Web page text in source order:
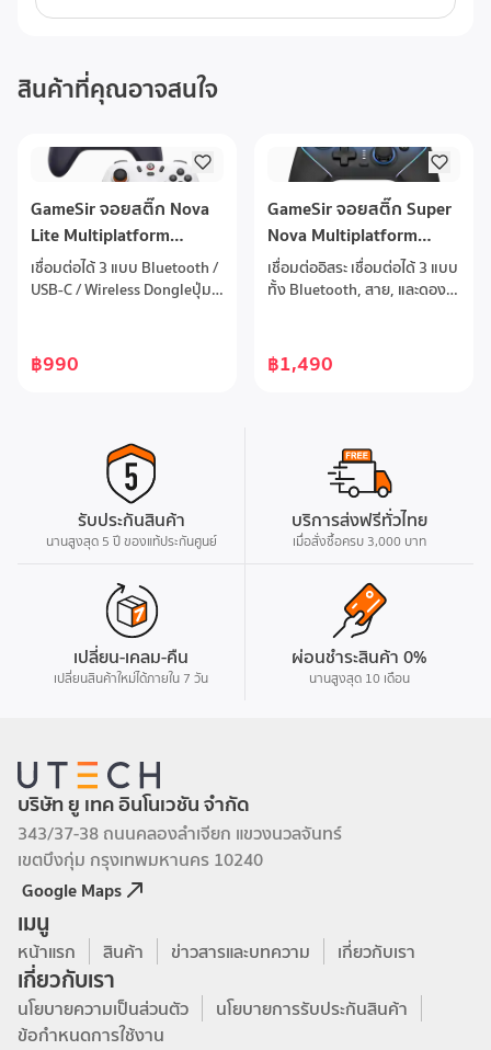
สินค้าที่คุณอาจสนใจ
GameSir จอยสติ๊ก Nova
Lite Multiplatform
Controller
เชื่อมต่อได้ 3 แบบ Bluetooth /
USB-C / Wireless Dongleปุ่ม
อายุการใช้งานยาวนานAnalog
Triggers ให้ความแม่นยำสูง
ฟังก์ชั่นเพื่อการควบคุมที่
สะดวกแบตเตอรี่ขนาด 600
mAhรองรับการใช้งาน PC,
Steam, Switch, iOS และ
Android devices
฿990
GameSir จอยสติ๊ก Super
Nova Multiplatform
Game Controller
Nightfall Blue
เชื่อมต่ออิสระ เชื่อมต่อได้ 3 แบบ
ทั้ง Bluetooth, สาย, และดอง
Hall Effect GameSir™ แม่นยำ
ทนทาน ไร้ดริฟต์ทริกเกอร์ Hall
รวดเร็ว ปรับระยะดึงได้ตอบ
สนองทันใจด้วยอัตราตอบ
สนอง 1000Hzปรับแต่งได้เต็มที่
ตามสไตล์แท่นชาร์จอัจฉริยะ
แบตเตอรี่ 1000mAh แท่นชาร์จ
แบบอัตโนมัติ เพียงวางจอยก็
ปรับแต่งได้ละเอียดผ่าน
ซอฟต์แวร์ ใช้แอป GameSir และ
GameSir Connect อัปเกรด
เฟิร์มแวร์ ปรับแต่งจอยสติ๊ก
ทริกเกอร์ การสั่น ทดสอบปุ่ม
฿1,490
รับประกันสินค้า
นานสูงสุด 5 ปี ของแท้ประกันศูนย์
บริการส่งฟรีทั่วไทย
เมื่อสั่งซื้อครบ 3,000 บาท
เปลี่ยน-เคลม-คืน
เปลี่ยนสินค้าใหม่ได้ภายใน 7 วัน
ผ่อนชำระสินค้า 0%
นานสูงสุด 10 เดือน
บริษัท ยู เทค อินโนเวชัน จำกัด
343/37-38 ถนนคลองลำเจียก แขวงนวลจันทร์
เขตบึงกุ่ม กรุงเทพมหานคร 10240
Google Maps
เมนู
หน้าแรก สินค้า ข่าวสารและบทความ เกี่ยวกับเรา
เกี่ยวกับเรา
นโยบายความเป็นส่วนตัว
นโยบายการรับประกันสินค้า
ข้อกำหนดการใช้งาน